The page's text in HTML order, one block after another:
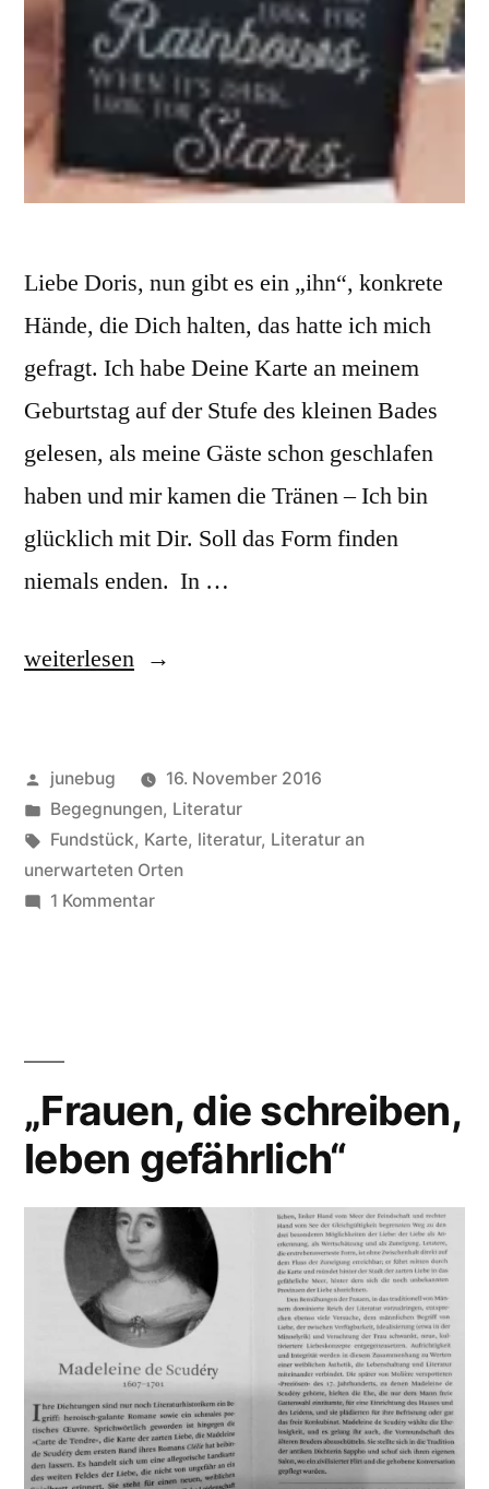
Liebe Doris, nun gibt es ein „ihn“, konkrete
Hände, die Dich halten, das hatte ich mich
gefragt. Ich habe Deine Karte an meinem
Geburtstag auf der Stufe des kleinen Bades
gelesen, als meine Gäste schon geschlafen
haben und mir kamen die Tränen – Ich bin
glücklich mit Dir. Soll das Form finden
niemals enden. In …
„Gefunden“
weiterlesen
Veröffentlicht
von
junebug
16. November 2016
Veröffentlicht
in
Begegnungen, Literatur
Schlagwörter:
Fundstück, Karte, literatur, Literatur an
unerwarteten Orten
1 Kommentarzu
„Frauen, die schreiben,
leben gefährlich“